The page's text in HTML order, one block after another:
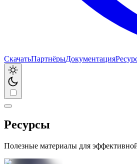
СкачатьПартнёрыДокументация
Ресурсы
Полезные материалы для